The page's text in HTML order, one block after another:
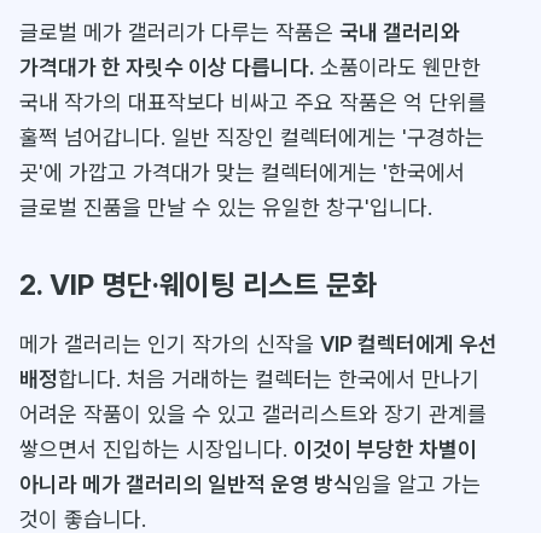
글로벌 메가 갤러리가 다루는 작품은 국내 갤러리와
가격대가 한 자릿수 이상 다릅니다. 소품이라도 웬만한
국내 작가의 대표작보다 비싸고 주요 작품은 억 단위를
훌쩍 넘어갑니다. 일반 직장인 컬렉터에게는 '구경하는
곳'에 가깝고 가격대가 맞는 컬렉터에게는 '한국에서
글로벌 진품을 만날 수 있는 유일한 창구'입니다.
2. VIP 명단·웨이팅 리스트 문화
메가 갤러리는 인기 작가의 신작을 VIP 컬렉터에게 우선
배정합니다. 처음 거래하는 컬렉터는 한국에서 만나기
어려운 작품이 있을 수 있고 갤러리스트와 장기 관계를
쌓으면서 진입하는 시장입니다. 이것이 부당한 차별이
아니라 메가 갤러리의 일반적 운영 방식임을 알고 가는
것이 좋습니다.